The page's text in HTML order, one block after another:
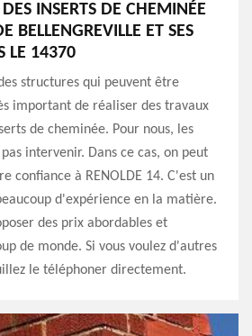
INSERTS DE CHEMINÉE
BELLENGREVILLE ET SES
LE 14370
structures qui peuvent être
important de réaliser des travaux
de cheminée. Pour nous, les
intervenir. Dans ce cas, on peut
confiance à RENOLDE 14. C'est un
d'expérience en la matière.
des prix abordables et
de monde. Si vous voulez d'autres
le téléphoner directement.